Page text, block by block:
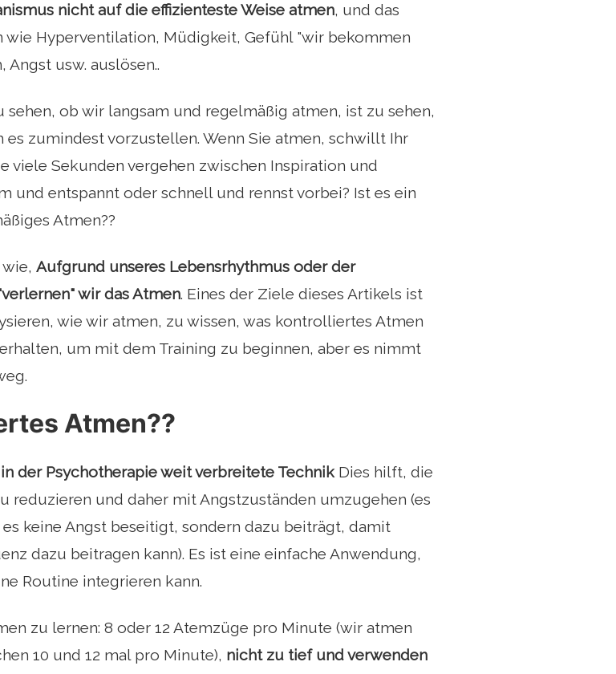
nicht auf die effizienteste Weise atmen, und das
wie Hyperventilation, Müdigkeit, Gefühl "wir bekommen
usw. auslösen..
sehen, ob wir langsam und regelmäßig atmen, ist zu sehen,
es zumindest vorzustellen. Wenn Sie atmen, schwillt Ihr
viele Sekunden vergehen zwischen Inspiration und
und entspannt oder schnell und rennst vorbei? Ist es ein
Atmen??
Aufgrund unseres Lebensrhythmus oder der
wir das Atmen. Eines der Ziele dieses Artikels ist
wie wir atmen, zu wissen, was kontrolliertes Atmen
um mit dem Training zu beginnen, aber es nimmt
Atmen??
der Psychotherapie weit verbreitete TechnikDies hilft, die
reduzieren und daher mit Angstzuständen umzugehen (es
keine Angst beseitigt, sondern dazu beiträgt, damit
dazu beitragen kann). Es ist eine einfache Anwendung,
Routine integrieren kann.
zu lernen: 8 oder 12 Atemzüge pro Minute (wir atmen
10 und 12 mal pro Minute), nicht zu tief und verwenden